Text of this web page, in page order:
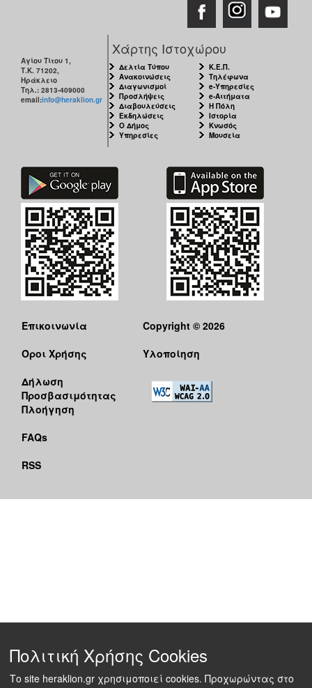
Αγίου Τίτου 1,
Τ.Κ. 71202,
Ηράκλειο
Τηλ.: 2813-409000
email:info@heraklion.gr
Χάρτης Ιστοχώρου
Δελτία Τύπου
Ανακοινώσεις
Διαγωνισμοί
Προσλήψεις
Διαβουλεύσεις
Εκδηλώσεις
Ο Δήμος
Υπηρεσίες
Κ.Ε.Π.
Τηλέφωνα
e-Υπηρεσίες
e-Αιτήματα
Η Πόλη
Ιστορία
Κνωσός
Μουσεία
Επικοινωνία
Όροι Χρήσης
Δήλωση
Προσβασιμότητας
Πλοήγηση
FAQs
RSS
Copyright © 2026
Υλοποίηση
Πολιτική Χρήσης Cookies
Το site heraklion.gr χρησιμοποιεί cookies. Προχωρώντας στο